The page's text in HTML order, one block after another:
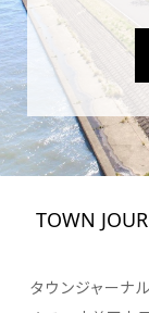
TOWN
タウンジャーナ